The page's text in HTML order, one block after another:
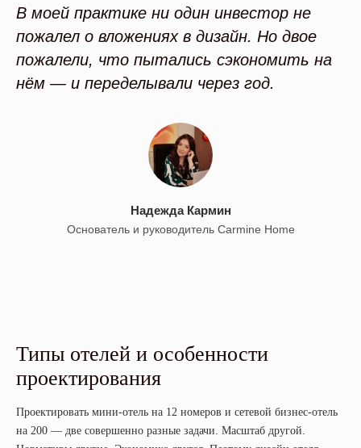
В моей практике ни один инвестор не
пожалел о вложениях в дизайн. Но двое
пожалели, что пытались сэкономить на
нём — и переделывали через год.
Надежда Кармин
Основатель и руководитель Carmine Home
Типы отелей и особенности
проектирования
Проектировать мини-отель на 12 номеров и сетевой бизнес-отель
на 200 — две совершенно разные задачи. Масштаб другой.